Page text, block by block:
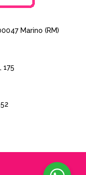
Marino (RM)
175